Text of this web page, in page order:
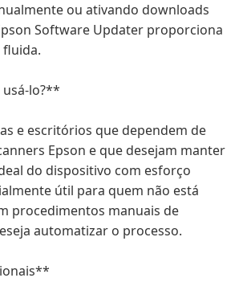
ou ativando downloads
Software Updater proporciona
fluida.
lo?**
e escritórios que dependem de
Epson e que desejam manter
do dispositivo com esforço
útil para quem não está
procedimentos manuais de
automatizar o processo.